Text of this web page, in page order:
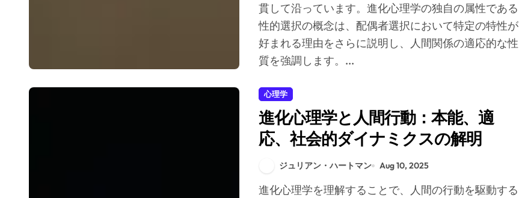
貫して沿っています。進化心理学の独自の属性である
性的選択の概念は、配偶者選択において特定の特性が
好まれる理由をさらに説明し、人間関係の適応的な性
質を強調します。...
心理学
進化心理学と人間行動：本能、適
応、社会的ダイナミクスの解明
ジュリアン・ハートマン Aug 10, 2025
進化心理学を理解することで、人間の行動を駆動する